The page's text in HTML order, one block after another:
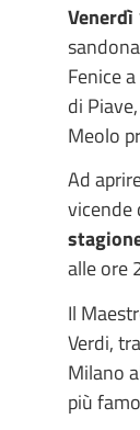
Fenice
di
Meolo
Ad
vicende
alle ore
Il
Verdi,
Milano
più